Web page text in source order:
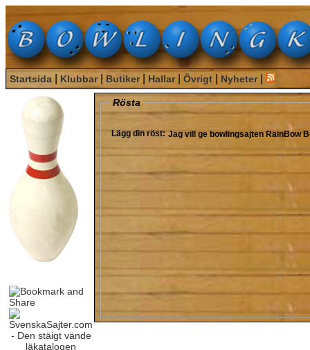
Startsida Klubbar| Butiker| Hallar| Övrigt Nyheter|
Rösta
Lägg din röst: Jag vill ge bowlingsajten RainBow